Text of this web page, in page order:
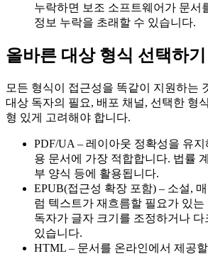
누락하면 보조 소프트웨어가 문서
정보 누락을 초래할 수 있습니다.
올바른 대상 형식 선택하기
모든 형식이 접근성을 똑같이 지원하는
대상 독자의 필요, 배포 채널, 선택한 형
형 있게 고려해야 합니다.
PDF/UA – 레이아웃 정확성을 유지
용 문서에 가장 적합합니다. 법률
부 양식 등에 활용됩니다.
EPUB(접근성 확장 포함) – 소설,
럼 텍스트가 재흐름할 필요가 있
독자가 글자 크기를 조정하거나
있습니다.
HTML – 문서를 온라인에서 제공